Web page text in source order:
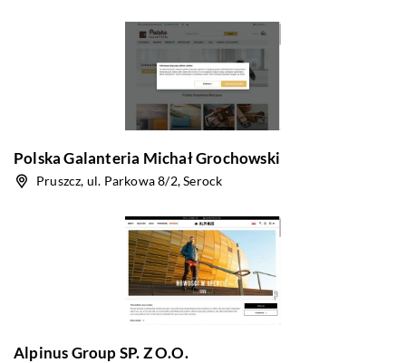
Polska Galanteria Michał Grochowski
Pruszcz, ul. Parkowa 8/2, Serock
Alpinus Group SP. Z O.O.